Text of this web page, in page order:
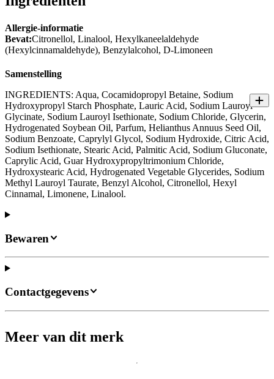
Allergie-informatie
Bevat:Citronellol, Linalool, Hexylkaneelaldehyde
(Hexylcinnamaldehyde), Benzylalcohol, D-Limoneen
Samenstelling
INGREDIENTS: Aqua, Cocamidopropyl Betaine, Sodium
Hydroxypropyl Starch Phosphate, Lauric Acid, Sodium Lauroyl
Glycinate, Sodium Lauroyl Isethionate, Sodium Chloride, Glycerin,
Hydrogenated Soybean Oil, Parfum, Helianthus Annuus Seed Oil,
Sodium Benzoate, Caprylyl Glycol, Sodium Hydroxide, Citric Acid,
Sodium Isethionate, Stearic Acid, Palmitic Acid, Sodium Gluconate,
Caprylic Acid, Guar Hydroxypropyltrimonium Chloride,
Hydroxystearic Acid, Hydrogenated Vegetable Glycerides, Sodium
Methyl Lauroyl Taurate, Benzyl Alcohol, Citronellol, Hexyl
Cinnamal, Limonene, Linalool.
Bewaren
Contactgegevens
Meer van dit merk